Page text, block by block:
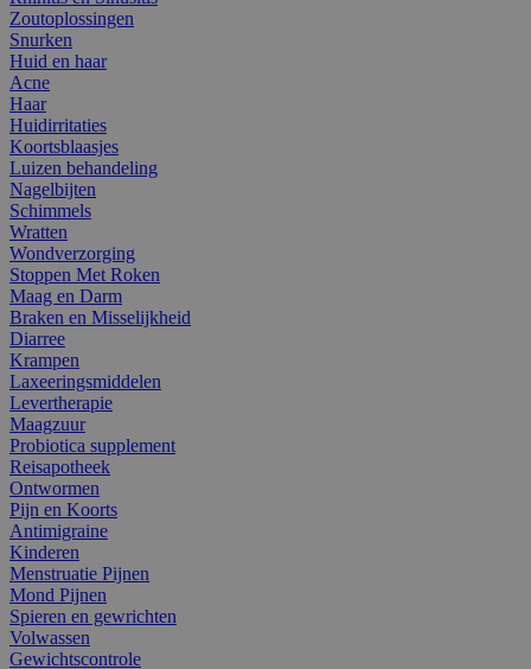
Zoutoplossingen
Snurken
Huid en haar
Acne
Haar
Huidirritaties
Koortsblaasjes
Luizen behandeling
Nagelbijten
Schimmels
Wratten
Wondverzorging
Stoppen Met Roken
Maag en Darm
Braken en Misselijkheid
Diarree
Krampen
Laxeeringsmiddelen
Levertherapie
Maagzuur
Probiotica supplement
Reisapotheek
Ontwormen
Pijn en Koorts
Antimigraine
Kinderen
Menstruatie Pijnen
Mond Pijnen
Spieren en gewrichten
Volwassen
Gewichtscontrole